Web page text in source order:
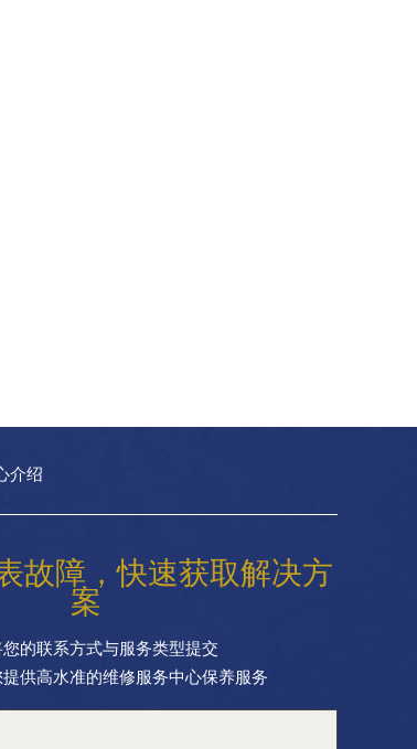
介绍
故障，快速获取解决方
案
的联系方式与服务类型提交
供高水准的维修服务中心保养服务